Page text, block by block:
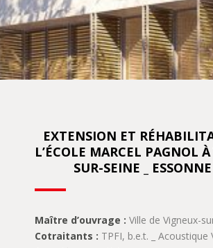
EXTENSION ET
L’ÉCOLE MARCEL PAGNOL
SUR-SEINE _
Maître d’ouvrage : Ville de Vigneux-
Cotraitants : TPFI, b.e.t. _ Acoustique